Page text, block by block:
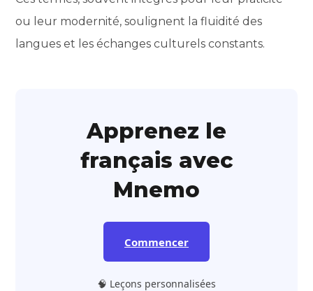
ou leur modernité, soulignent la fluidité des
langues et les échanges culturels constants.
Apprenez le
français avec
Mnemo
Commencer
🧠 Leçons personnalisées